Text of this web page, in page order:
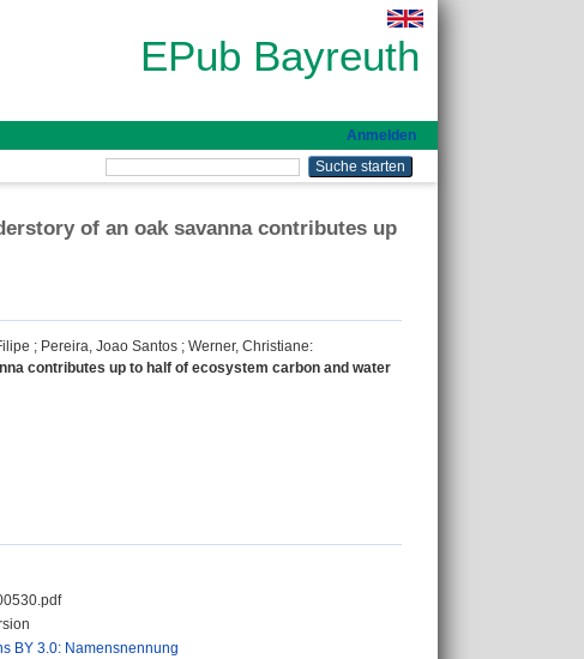
EPub Bayreuth
Anmelden
of an oak savanna contributes up
; Pereira, Joao Santos ; Werner, Christiane:
contributes up to half of ecosystem carbon and water
BY 3.0: Namensnennung